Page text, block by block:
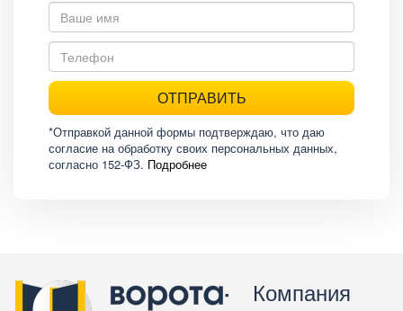
ОТПРАВИТЬ
*Отправкой данной формы подтверждаю, что даю
согласие на обработку своих персональных данных,
согласно 152-ФЗ. Подробнее
Компания